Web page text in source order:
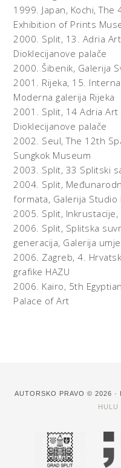
1999. Japan, Kochi,The
Exhibition of Prints
2000. Split, 13. Adria
Dioklecijanove palače
2000.Šibenik, Galerija
2001. Rijeka, 15.
Moderna galerija Rijeka
2001. Split, 14 Adria Art
Dioklecijanove palače
2002. Seul,The 12th
Sungkok Museum
2003. Split, 33 Splitski
2004. Split,
formata, Galerija Studio
2005. Split, Inkrustacije,
2006. Split, Splitska
generacija, Galerija
2006. Zagreb,4.
grafike HAZU
2006. Kairo, 5th
Palace of Art
AUTORSKO PRAVO © 2026 ·
HULU